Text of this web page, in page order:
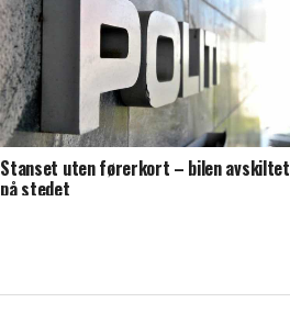
Stanset uten førerkort – bilen avskiltet
på stedet